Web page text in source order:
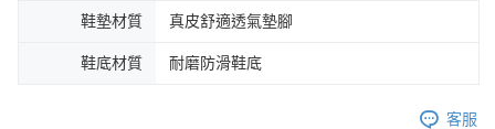
鞋墊材質 真皮舒適透氣墊腳
鞋底材質 耐磨防滑鞋底
客服